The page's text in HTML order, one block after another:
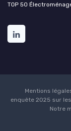
TOP 50
Mentions
enquête 2025 sur
Notre